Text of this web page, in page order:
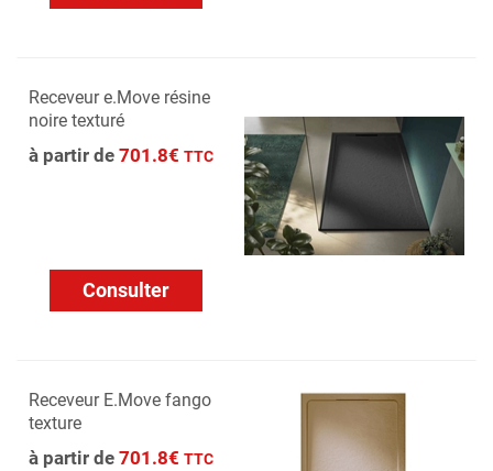
Receveur e.Move résine
noire texturé
à partir de 701.8€ TTC
Consulter
Receveur E.Move fango
texture
à partir de 701.8€ TTC